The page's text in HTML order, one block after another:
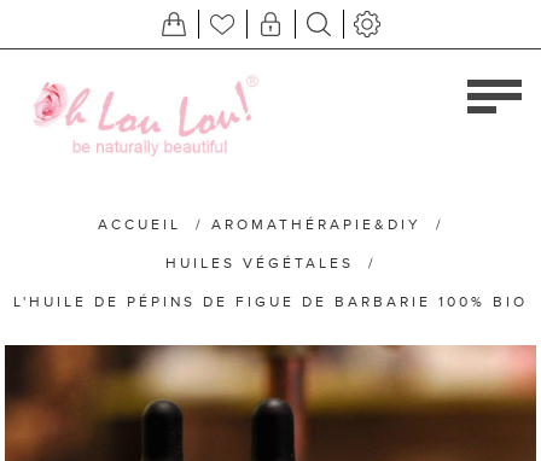
ACCUEIL / AROMATHÉRAPIE&DIY /
HUILES VÉGÉTALES /
L'HUILE DE PÉPINS DE FIGUE DE BARBARIE 100% BIO